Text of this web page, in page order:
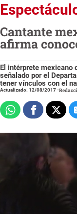
Cantante
afirma
El intérprete mexicano
señalado por el
tener vínculos con el
Actualizado: 12/08/2017-